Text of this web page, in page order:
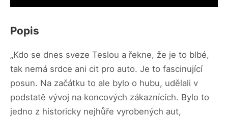
Popis
„Kdo se dnes sveze Teslou a řekne, že je to blbé,
tak nemá srdce ani cit pro auto. Je to fascinující
posun. Na začátku to ale bylo o hubu, udělali v
podstatě vývoj na koncových zákaznících. Bylo to
jedno z historicky nejhůře vyrobených aut,